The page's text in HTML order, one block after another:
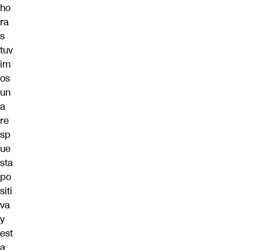
ho
ra
s
tuv
im
os
un
a
re
sp
ue
sta
po
siti
va
y
est
a